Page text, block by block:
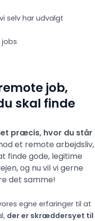
selv har udvalgt
job,
skal finde
præcis, hvor du står
et remote arbejdsliv,
finde gode, legitime
og nu vil vi gerne
det samme!
egne erfaringer til at
der er skræddersyet til